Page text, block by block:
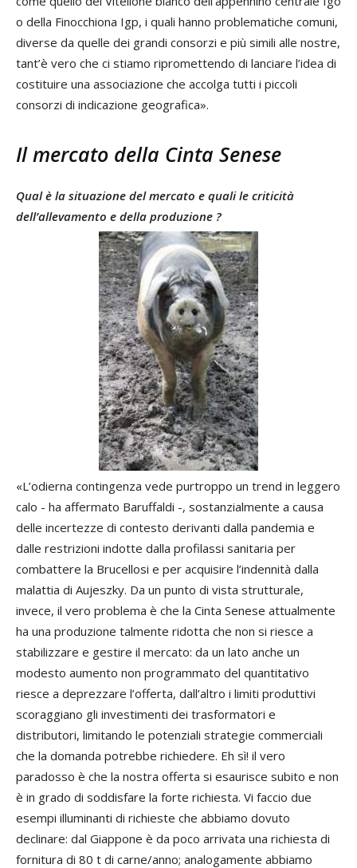
o della Finocchiona Igp, i quali hanno problematiche comuni,
diverse da quelle dei grandi consorzi e più simili alle nostre,
tant’è vero che ci stiamo ripromettendo di lanciare l’idea di
costituire una associazione che accolga tutti i piccoli
consorzi di indicazione geografica».
Il mercato della Cinta Senese
Qual è la situazione del mercato e quali le criticità
dell’allevamento e della produzione ?
«L’odierna contingenza vede purtroppo un trend in leggero
calo - ha affermato Baruffaldi -, sostanzialmente a causa
delle incertezze di contesto derivanti dalla pandemia e
dalle restrizioni indotte dalla profilassi sanitaria per
combattere la Brucellosi e per acquisire l’indennità dalla
malattia di Aujeszky. Da un punto di vista strutturale,
invece, il vero problema è che la Cinta Senese attualmente
ha una produzione talmente ridotta che non si riesce a
stabilizzare e gestire il mercato: da un lato anche un
modesto aumento non programmato del quantitativo
riesce a deprezzare l’offerta, dall’altro i limiti produttivi
scoraggiano gli investimenti dei trasformatori e
distributori, limitando le potenziali strategie commerciali
che la domanda potrebbe richiedere. Eh sì! il vero
paradosso è che la nostra offerta si esaurisce subito e non
è in grado di soddisfare la forte richiesta. Vi faccio due
esempi illuminanti di richieste che abbiamo dovuto
declinare: dal Giappone è da poco arrivata una richiesta di
fornitura di 80 t di carne/anno; analogamente abbiamo